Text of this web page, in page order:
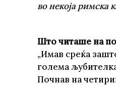
во некоја римска
Што читаше на
„Имав среќа
голема
Почнав на